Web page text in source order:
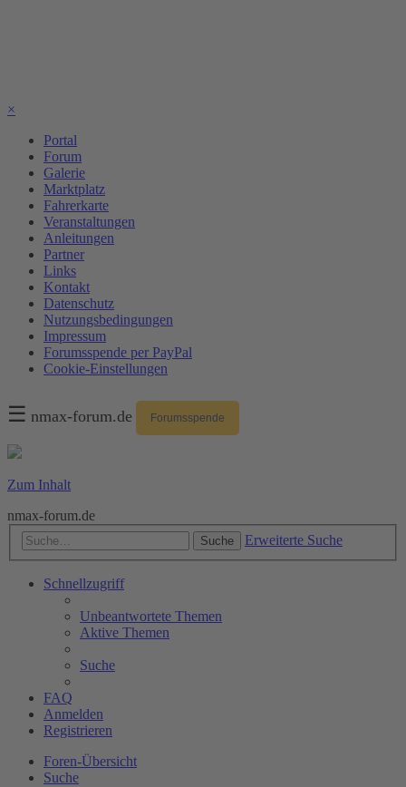
×
Portal
Forum
Galerie
Marktplatz
Fahrerkarte
Veranstaltungen
Anleitungen
Partner
Links
Kontakt
Datenschutz
Nutzungsbedingungen
Impressum
Forumsspende per PayPal
Cookie-Einstellungen
☰ nmax-forum.de Forumsspende
Zum Inhalt
nmax-forum.de
Suche Erweiterte Suche
Schnellzugriff
Unbeantwortete Themen
Aktive Themen
Suche
FAQ
Anmelden
Registrieren
Foren-Übersicht
Suche